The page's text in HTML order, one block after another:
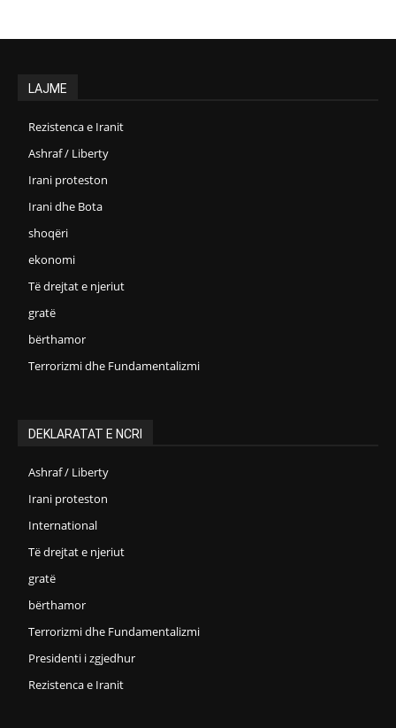
LAJME
Rezistenca e Iranit
Ashraf / Liberty
Irani proteston
Irani dhe Bota
shoqëri
ekonomi
Të drejtat e njeriut
gratë
bërthamor
Terrorizmi dhe Fundamentalizmi
DEKLARATAT E NCRI
Ashraf / Liberty
Irani proteston
International
Të drejtat e njeriut
gratë
bërthamor
Terrorizmi dhe Fundamentalizmi
Presidenti i zgjedhur
Rezistenca e Iranit